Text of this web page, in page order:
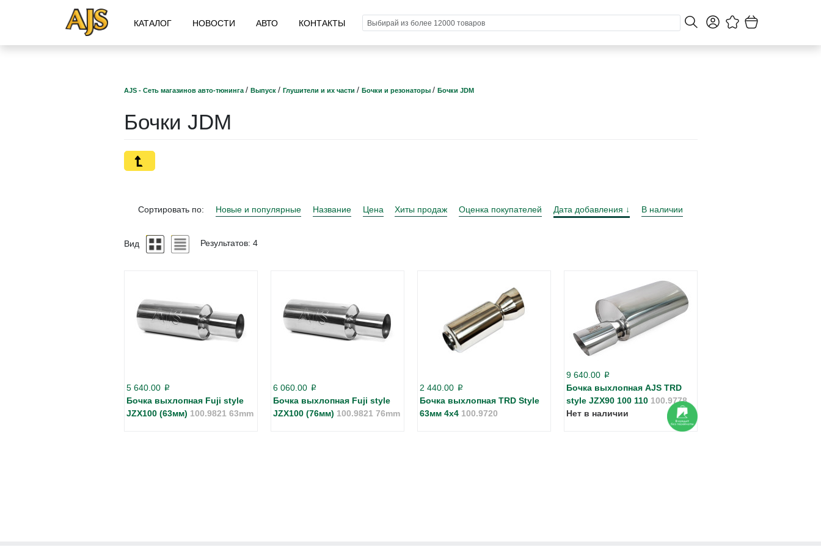
КАТАЛОГ НОВОСТИ АВТО КОНТАКТЫ
AJS - Сеть магазинов авто-тюнинга / Выпуск / Глушители и их части / Бочки и резонаторы / Бочки JDM
Бочки JDM
Сортировать по: Новые и популярные Название Цена Хиты продаж Оценка покупателей Дата добавления В наличии
Вид Результатов: 4
5 640.00 p
Бочка выхлопная Fuji style
JZX100 (63мм) 100.9821 63mm
6 060.00 p
Бочка выхлопная Fuji style
JZX100 (76мм) 100.9821 76mm
2 440.00 p
Бочка выхлопная TRD Style
63мм 4x4 100.9720
9 640.00 p
Бочка выхлопная AJS TRD
style JZX90 100 110 100.9778
Нет в наличии